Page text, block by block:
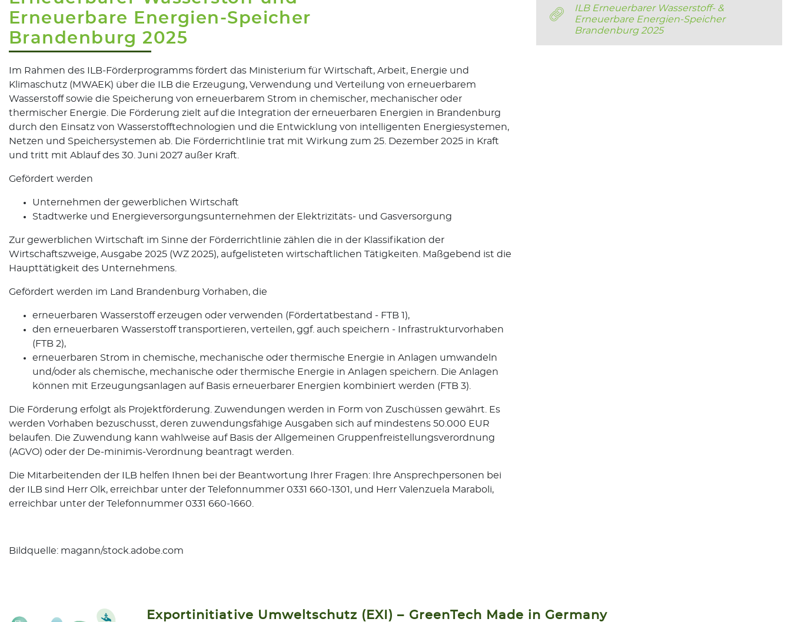
Erneuerbare Energien-Speicher
Brandenburg 2025
Im Rahmen des ILB-Förderprogramms fördert das Ministerium für Wirtschaft, Arbeit, Energie und
Klimaschutz (MWAEK) über die ILB die Erzeugung, Verwendung und Verteilung von erneuerbarem
Wasserstoff sowie die Speicherung von erneuerbarem Strom in chemischer, mechanischer oder
thermischer Energie. Die Förderung zielt auf die Integration der erneuerbaren Energien in Brandenburg
durch den Einsatz von Wasserstofftechnologien und die Entwicklung von intelligenten Energiesystemen,
Netzen und Speichersystemen ab. Die Förderrichtlinie trat mit Wirkung zum 25. Dezember 2025 in Kraft
und tritt mit Ablauf des 30. Juni 2027 außer Kraft.
Gefördert werden
Unternehmen der gewerblichen Wirtschaft
Stadtwerke und Energieversorgungsunternehmen der Elektrizitäts- und Gasversorgung
Zur gewerblichen Wirtschaft im Sinne der Förderrichtlinie zählen die in der Klassifikation der
Wirtschaftszweige, Ausgabe 2025 (WZ 2025), aufgelisteten wirtschaftlichen Tätigkeiten. Maßgebend ist die
Haupttätigkeit des Unternehmens.
Gefördert werden im Land Brandenburg Vorhaben, die
erneuerbaren Wasserstoff erzeugen oder verwenden (Fördertatbestand - FTB 1),
den erneuerbaren Wasserstoff transportieren, verteilen, ggf. auch speichern - Infrastrukturvorhaben
(FTB 2),
erneuerbaren Strom in chemische, mechanische oder thermische Energie in Anlagen umwandeln
und/oder als chemische, mechanische oder thermische Energie in Anlagen speichern. Die Anlagen
können mit Erzeugungsanlagen auf Basis erneuerbarer Energien kombiniert werden (FTB 3).
Die Förderung erfolgt als Projektförderung. Zuwendungen werden in Form von Zuschüssen gewährt. Es
werden Vorhaben bezuschusst, deren zuwendungsfähige Ausgaben sich auf mindestens 50.000 EUR
belaufen. Die Zuwendung kann wahlweise auf Basis der Allgemeinen Gruppenfreistellungsverordnung
(AGVO) oder der De-minimis-Verordnung beantragt werden.
Die Mitarbeitenden der ILB helfen Ihnen bei der Beantwortung Ihrer Fragen: Ihre Ansprechpersonen bei
der ILB sind Herr Olk, erreichbar unter der Telefonnummer 0331 660-1301, und Herr Valenzuela Maraboli,
erreichbar unter der Telefonnummer 0331 660-1660.
Bildquelle: magann/stock.adobe.com
ILB Erneuerbarer Wasserstoff- &
Erneuerbare Energien-Speicher
Brandenburg 2025
Exportinitiative Umweltschutz (EXI) – GreenTech Made in Germany